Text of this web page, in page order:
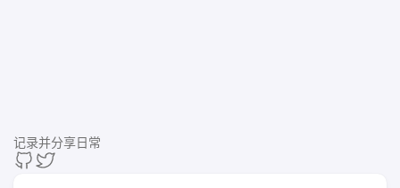
记录并分享日常